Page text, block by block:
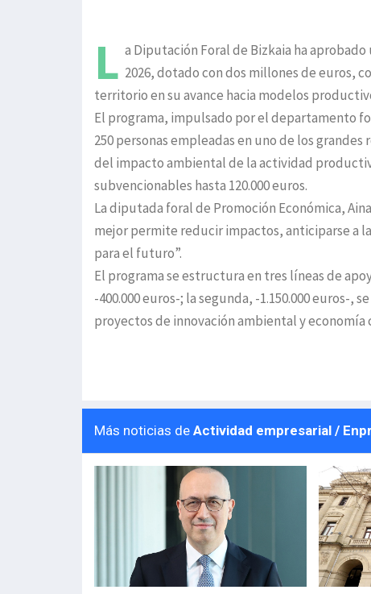
L a Diputación Foral de Bizkaia ha
2026, dotado con dos millones de euros,
territorio en su avance hacia modelos
El programa, impulsado por el departamento
250 personas empleadas en uno de los
del impacto ambiental de la actividad
subvencionables hasta 120.000 euros.
La diputada foral de Promoción Económica,
mejor permite reducir impactos, anticiparse a
para el futuro”.
El programa se estructura en tres líneas de
-400.000 euros-; la segunda, -1.150.000 euros-,
proyectos de innovación ambiental y economía
Más noticias de Actividad empresarial /